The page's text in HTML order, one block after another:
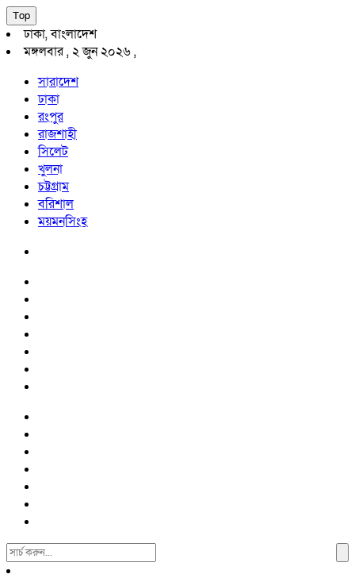
Top
ঢাকা, বাংলাদেশ
মঙ্গলবার , ২ জুন ২০২৬ ,
সারাদেশ
ঢাকা
রংপুর
রাজশাহী
সিলেট
খুলনা
চট্টগ্রাম
বরিশাল
ময়মনসিংহ
Search
For: